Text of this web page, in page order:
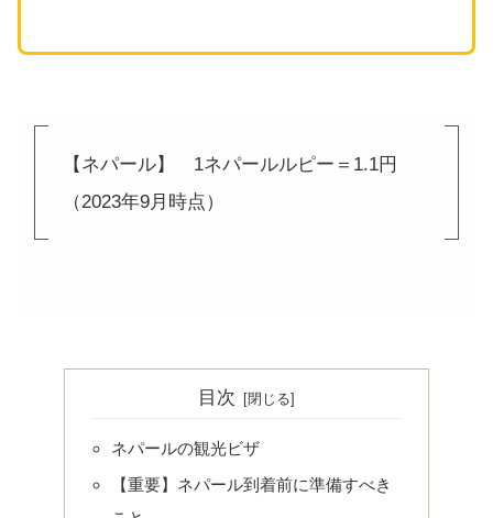
【ネパール】 1ネパールルピー＝1.1円
（2023年9月時点）
目次
ネパールの観光ビザ
【重要】ネパール到着前に準備すべき